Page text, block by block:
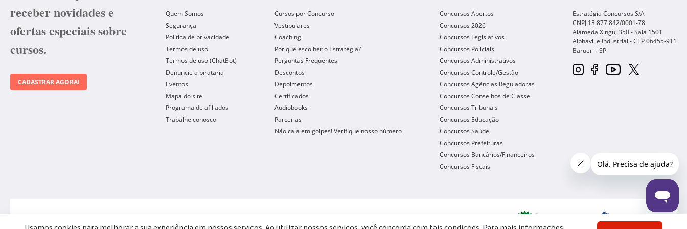
receber novidades e
ofertas especiais sobre
cursos.
CADASTRAR AGORA!
Quem Somos
Segurança
Política de privacidade
Termos de uso
Termos de uso (ChatBot)
Denuncie a pirataria
Eventos
Mapa do site
Programa de afiliados
Trabalhe conosco
Cursos por Concurso
Vestibulares
Coaching
Por que escolher o Estratégia?
Perguntas Frequentes
Descontos
Depoimentos
Certificados
Audiobooks
Parcerias
Não caia em golpes! Verifique nosso número
Concursos Abertos
Concursos 2026
Concursos Legislativos
Concursos Policiais
Concursos Administrativos
Concursos Controle/Gestão
Concursos Agências Reguladoras
Concursos Conselhos de Classe
Concursos Tribunais
Concursos Educação
Concursos Saúde
Concursos Prefeituras
Concursos Bancários/Financeiros
Concursos Fiscais
Estratégia Concursos S/A
CNPJ 13.877.842/0001-78
Alameda Xingu, 350 - Sala 1501
Alphaville Industrial - CEP06455-911
Barueri -SP
Forma de Pagamento